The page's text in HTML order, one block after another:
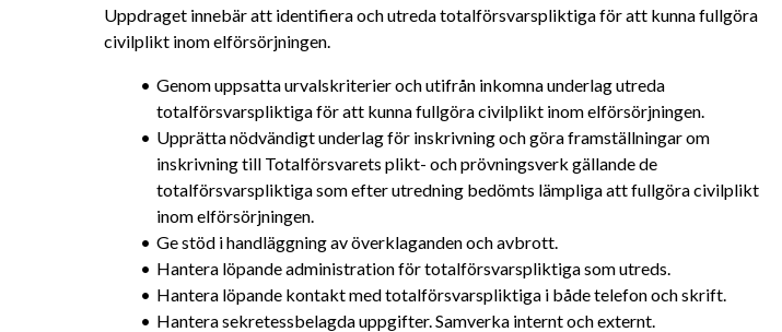
Uppdraget innebär att identifiera och utreda totalförsvarspliktiga för att kunna fullgöra
civilplikt inom elförsörjningen.
Genom uppsatta urvalskriterier och utifrån inkomna underlag utreda
totalförsvarspliktiga för att kunna fullgöra civilplikt inom elförsörjningen.
Upprätta nödvändigt underlag för inskrivning och göra framställningar om
inskrivning till Totalförsvarets plikt- och prövningsverk gällande de
totalförsvarspliktiga som efter utredning bedömts lämpliga att fullgöra civilplikt
inom elförsörjningen.
Ge stöd i handläggning av överklaganden och avbrott.
Hantera löpande administration för totalförsvarspliktiga som utreds.
Hantera löpande kontakt med totalförsvarspliktiga i både telefon och skrift.
Hantera sekretessbelagda uppgifter. Samverka internt och externt.